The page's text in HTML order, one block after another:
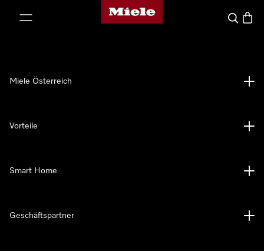
Miele-Homepage
Suche
Miele Österreich
Vorteile
Smart Home
Geschäftspartner